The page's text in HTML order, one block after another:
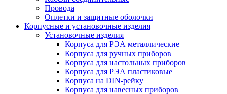
Провода
Оплетки и защитные оболочки
Корпусные и установочные изделия
Установочные изделия
Корпуса для РЭА металлические
Корпуса для ручных приборов
Корпуса для настольных приборов
Корпуса для РЭА пластиковые
Корпуса на DIN-рейку
Корпуса для навесных приборов